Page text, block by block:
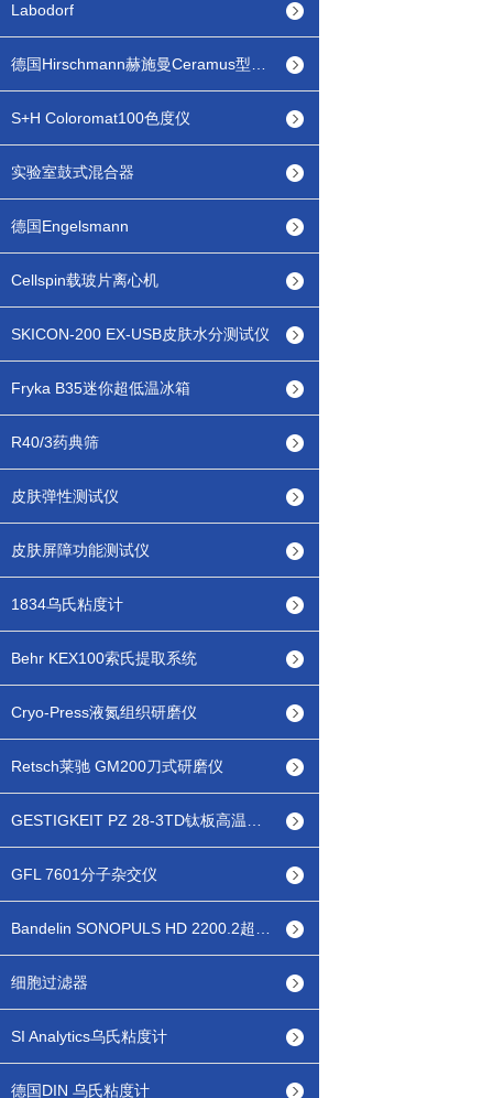
Labodorf
S+H Coloromat100色度仪
实验室鼓式混合器
德国Engelsmann
Cellspin载玻片离心机
SKICON-200 EX-USB皮肤水分测试仪
Fryka B35迷你超低温冰箱
R40/3药典筛
皮肤弹性测试仪
皮肤屏障功能测试仪
1834乌氏粘度计
Behr KEX100索氏提取系统
Cryo-Press液氮组织研磨仪
Retsch莱驰 GM200刀式研磨仪
GFL 7601分子杂交仪
细胞过滤器
SI Analytics乌氏粘度计
德国DIN 乌氏粘度计